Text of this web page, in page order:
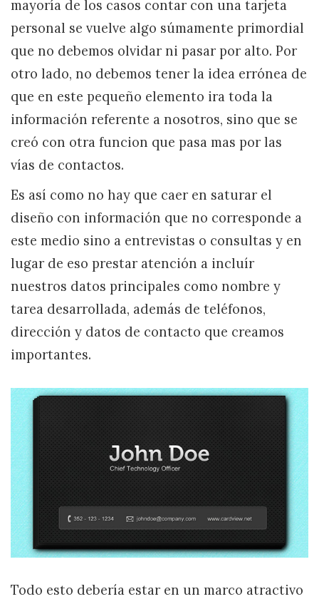
mayoría de los casos contar con una tarjeta
personal se vuelve algo súmamente primordial
que no debemos olvidar ni pasar por alto. Por
otro lado, no debemos tener la idea errónea de
que en este pequeño elemento ira toda la
información referente a nosotros, sino que se
creó con otra funcion que pasa mas por las
vías de contactos.
Es así como no hay que caer en saturar el
diseño con información que no corresponde a
este medio sino a entrevistas o consultas y en
lugar de eso prestar atención a incluír
nuestros datos principales como nombre y
tarea desarrollada, además de teléfonos,
dirección y datos de contacto que creamos
importantes.
Todo esto debería estar en un marco atractivo